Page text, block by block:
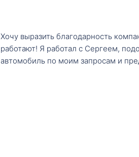
Хочу выразить благодарность
работают! Я работал с Сергеем,
автомобиль по моим запросам и